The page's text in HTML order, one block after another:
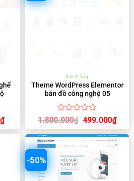
₫Giá
hiện
tại
499.000₫.
Bán hàng
Theme WordPress Elementor
bán đồ công nghệ 05
Được
hạng
0
sao
1.800.000₫ Giá
là:
1.800.000₫.
499.000₫Giá
hiện
tại
là:
-50%